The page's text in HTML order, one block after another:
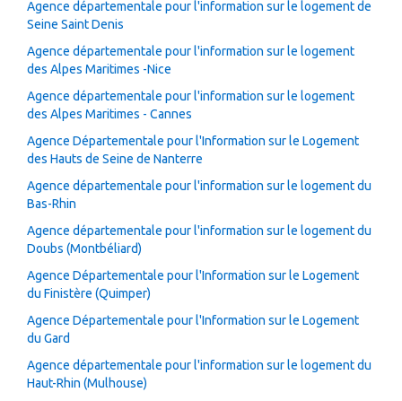
Agence départementale pour l'information sur le logement de
Seine Saint Denis
Agence départementale pour l'information sur le logement
des Alpes Maritimes -Nice
Agence départementale pour l'information sur le logement
des Alpes Maritimes - Cannes
Agence Départementale pour l'Information sur le Logement
des Hauts de Seine de Nanterre
Agence départementale pour l'information sur le logement du
Bas-Rhin
Agence départementale pour l'information sur le logement du
Doubs (Montbéliard)
Agence Départementale pour l'Information sur le Logement
du Finistère (Quimper)
Agence Départementale pour l'Information sur le Logement
du Gard
Agence départementale pour l'information sur le logement du
Haut-Rhin (Mulhouse)